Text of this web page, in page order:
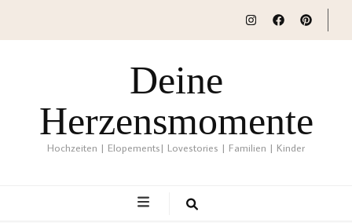
Deine
Herzensmomente
Hochzeiten | Elopements| Lovestories | Familien | Kinder